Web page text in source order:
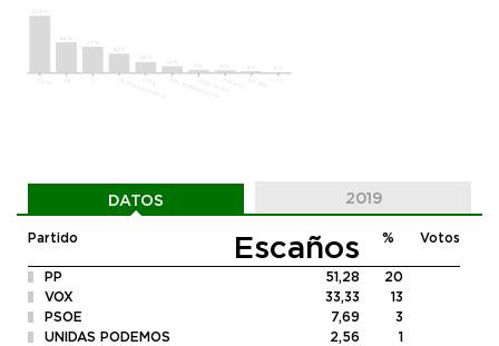
DATOS 2019
Partido Escaños % Votos
PP 51,28
20
VOX
33,33
13
PSOE
7,69
3
UNIDAS PODEMOS
2,56
1